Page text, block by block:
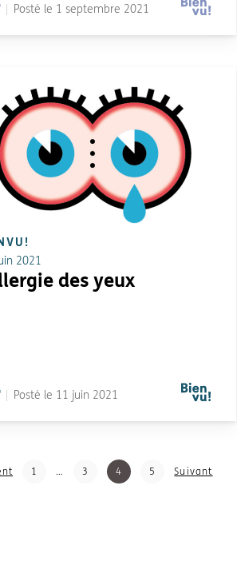
de lecture:
Posté le 1 septembre 2021
2021
des yeux
de lecture:
Posté le 11 juin 2021
1 3 4 5 Suivant